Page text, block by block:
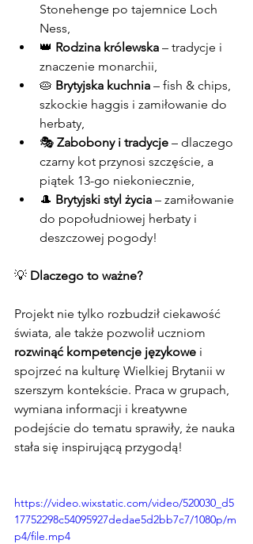
Stonehenge po tajemnice Loch
Ness,
👑 Rodzina królewska – tradycje i
znaczenie monarchii,
🥧 Brytyjska kuchnia – fish & chips,
szkockie haggis i zamiłowanie do
herbaty,
🎭 Zabobony i tradycje – dlaczego
czarny kot przynosi szczęście, a
piątek 13-go niekoniecznie,
🎩 Brytyjski styl życia – zamiłowanie
do popołudniowej herbaty i
deszczowej pogody!
💡 Dlaczego to ważne?
Projekt nie tylko rozbudził ciekawość
świata, ale także pozwolił uczniom
rozwinąć kompetencje językowe i
spojrzeć na kulturę Wielkiej Brytanii w
szerszym kontekście. Praca w grupach,
wymiana informacji i kreatywne
podejście do tematu sprawiły, że nauka
stała się inspirującą przygodą!
https://video.wixstatic.com/video/520030_d5
17752298c54095927dedae5d2bb7c7/1080p/m
p4/file.mp4